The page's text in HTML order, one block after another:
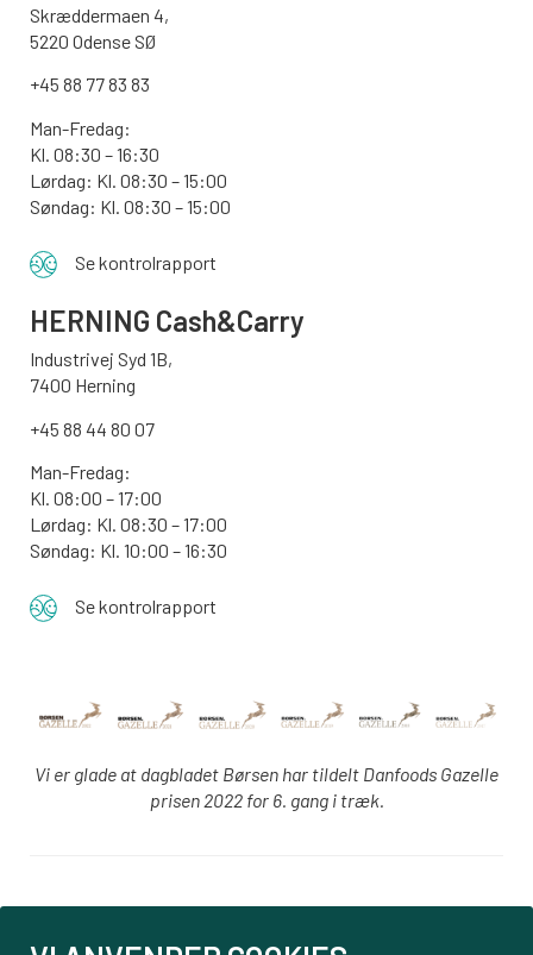
Skræddermaen 4,
5220 Odense SØ
+45 88 77 83 83
Man-Fredag:
Kl. 08:30 – 16:30
Lørdag: Kl. 08:30 – 15:00
Søndag: Kl. 08:30 – 15:00
Se kontrolrapport
HERNING Cash&Carry
Industrivej Syd 1B,
7400 Herning
+45 88 44 80 07
Man-Fredag:
Kl. 08:00 – 17:00
Lørdag: Kl. 08:30 – 17:00
Søndag: Kl. 10:00 – 16:30
Se kontrolrapport
Vi er glade at dagbladet Børsen har tildelt Danfoods Gazelle
prisen 2022 for 6. gang i træk.